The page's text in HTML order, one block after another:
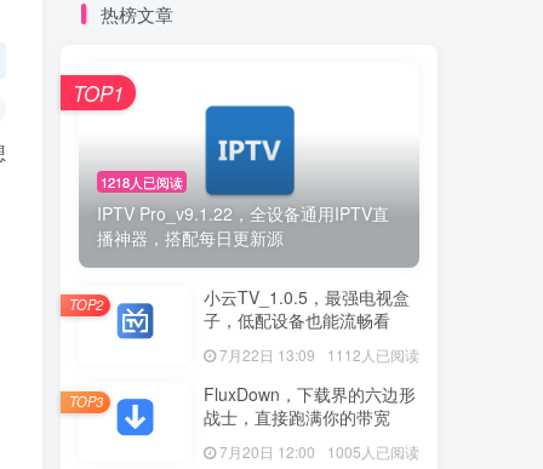
热榜文章
1218人已阅读
IPTV Pro_v9.1.22，全设备通用IPTV直
播神器，搭配每日更新源
TOP1
小云TV_1.0.5，最强电视盒
子，低配设备也能流畅看
7月22日 13:09 1112人已阅读
TOP2
FluxDown，下载界的六边形
战士，直接跑满你的带宽
7月20日 12:00 1005人已阅读
TOP3